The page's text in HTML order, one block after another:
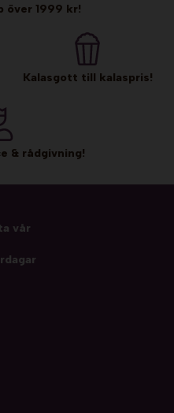
över 1999 kr!
Kalasgott till kalaspris!
& rådgivning!
vår